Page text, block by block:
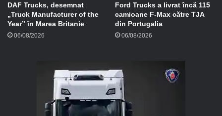
DAF Trucks, desemnat
„Truck Manufacturer of the
Year” în Marea Britanie
06/08/2026
Ford Trucks a livrat încă 115
camioane F-Max către TJA
din Portugalia
06/08/2026